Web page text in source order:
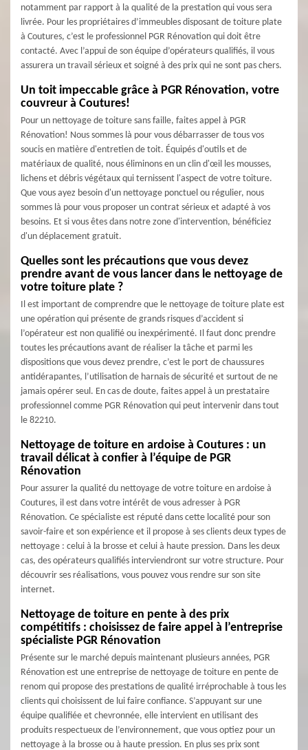
notamment par rapport à la qualité de la prestation qui vous sera
livrée. Pour les propriétaires d’immeubles disposant de toiture plate
à Coutures, c’est le professionnel PGR Rénovation qui doit être
contacté. Avec l’appui de son équipe d’opérateurs qualifiés, il vous
assurera un travail sérieux et soigné à des prix qui ne sont pas chers.
Un toit impeccable grâce à PGR Rénovation, votre
couvreur à Coutures!
Pour un nettoyage de toiture sans faille, faites appel à PGR
Rénovation! Nous sommes là pour vous débarrasser de tous vos
soucis en matière d'entretien de toit. Équipés d'outils et de
matériaux de qualité, nous éliminons en un clin d'œil les mousses,
lichens et débris végétaux qui ternissent l'aspect de votre toiture.
Que vous ayez besoin d'un nettoyage ponctuel ou régulier, nous
sommes là pour vous proposer un contrat sérieux et adapté à vos
besoins. Et si vous êtes dans notre zone d'intervention, bénéficiez
d'un déplacement gratuit.
Quelles sont les précautions que vous devez
prendre avant de vous lancer dans le nettoyage de
votre toiture plate ?
Il est important de comprendre que le nettoyage de toiture plate est
une opération qui présente de grands risques d’accident si
l’opérateur est non qualifié ou inexpérimenté. Il faut donc prendre
toutes les précautions avant de réaliser la tâche et parmi les
dispositions que vous devez prendre, c’est le port de chaussures
antidérapantes, l’utilisation de harnais de sécurité et surtout de ne
jamais opérer seul. En cas de doute, faites appel à un prestataire
professionnel comme PGR Rénovation qui peut intervenir dans tout
le 82210.
Nettoyage de toiture en ardoise à Coutures : un
travail délicat à confier à l’équipe de PGR
Rénovation
Pour assurer la qualité du nettoyage de votre toiture en ardoise à
Coutures, il est dans votre intérêt de vous adresser à PGR
Rénovation. Ce spécialiste est réputé dans cette localité pour son
savoir-faire et son expérience et il propose à ses clients deux types de
nettoyage : celui à la brosse et celui à haute pression. Dans les deux
cas, des opérateurs qualifiés interviendront sur votre structure. Pour
découvrir ses réalisations, vous pouvez vous rendre sur son site
internet.
Nettoyage de toiture en pente à des prix
compétitifs : choisissez de faire appel à l’entreprise
spécialiste PGR Rénovation
Présente sur le marché depuis maintenant plusieurs années, PGR
Rénovation est une entreprise de nettoyage de toiture en pente de
renom qui propose des prestations de qualité irréprochable à tous les
clients qui choisissent de lui faire confiance. S’appuyant sur une
équipe qualifiée et chevronnée, elle intervient en utilisant des
produits respectueux de l’environnement, que vous optiez pour un
nettoyage à la brosse ou à haute pression. En plus ses prix sont